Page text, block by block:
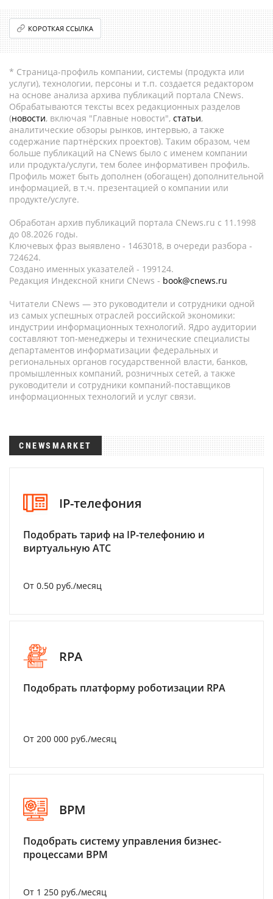
КОРОТКАЯ ССЫЛКА
* Страница-профиль компании, системы (продукта или
услуги), технологии, персоны и т.п. создается редактором
на основе анализа архива публикаций портала CNews.
Обрабатываются тексты всех редакционных разделов
(новости, включая "Главные новости", статьи,
аналитические обзоры рынков, интервью, а также
содержание партнёрских проектов). Таким образом, чем
больше публикаций на CNews было с именем компании
или продукта/услуги, тем более информативен профиль.
Профиль может быть дополнен (обогащен) дополнительной
информацией, в т.ч. презентацией о компании или
продукте/услуге.
Обработан архив публикаций портала CNews.ru c 11.1998
до 08.2026 годы.
Ключевых фраз выявлено - 1463018, в очереди разбора -
724624.
Создано именных указателей - 199124.
Редакция Индексной книги CNews - book@cnews.ru
Читатели CNews — это руководители и сотрудники одной
из самых успешных отраслей российской экономики:
индустрии информационных технологий. Ядро аудитории
составляют топ-менеджеры и технические специалисты
департаментов информатизации федеральных и
региональных органов государственной власти, банков,
промышленных компаний, розничных сетей, а также
руководители и сотрудники компаний-поставщиков
информационных технологий и услуг связи.
CNEWSMARKET
IP-телефония
Подобрать тариф на IP-телефонию и
виртуальную АТС
От 0.50 руб./месяц
RPA
Подобрать платформу роботизации RPA
От 200 000 руб./месяц
BPM
Подобрать систему управления бизнес-
процессами BPM
От 1 250 руб./месяц